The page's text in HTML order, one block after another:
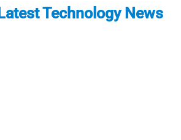
Latest Technology News